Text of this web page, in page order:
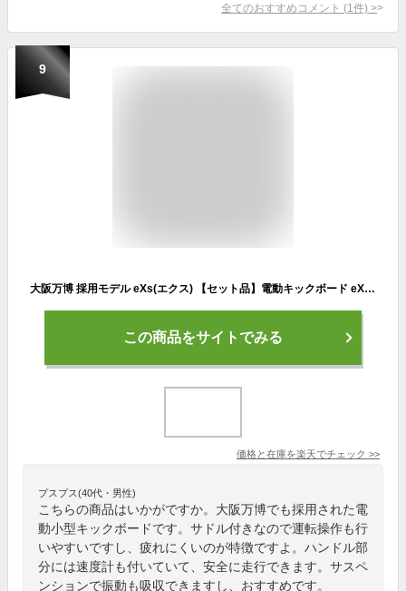
全てのおすすめコメント (1 件) >
9
大阪万博 採用モデル eXs(エクス) 【セット品】電動キックボード eXs 1 TKG+サドル セット 特定小型原動機付自転車
この商品をサイトでみる
価格と在庫を楽天でチェック >>
プスプス(40代・男性)
こちらの商品はいかがですか。大阪万博でも採用された電
動小型キックボードです。サドル付きなので運転操作も行
いやすいですし、疲れにくいのが特徴ですよ。ハンドル部
分には速度計も付いていて、安全に走行できます。サスペ
ンションで振動も吸収できますし、おすすめです。